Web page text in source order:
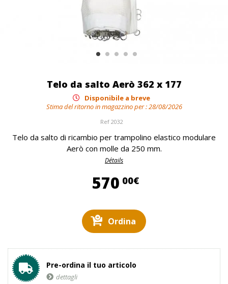
Telo da salto Aerò 362 x 177
Disponibile a breve
Stima del ritorno in magazzino per :28/08/2026
Ref 2032
Telo da salto di ricambio per trampolino elastico modulare
Aerò con molle da 250 mm.
Détails
570 00€570,00 €
Ordina
Pre-ordina il tuo articolo
dettagli